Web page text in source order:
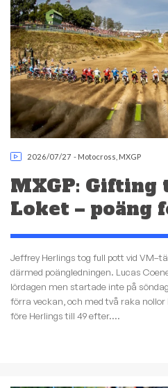
2026/07/27 - Motocross MXGP
MXGP: Gifting
Loket – poäng
Jeffrey Herlings tog full pott vid
därmed poängledningen. Lucas
lördagen men startade inte på
förra veckan, och med två raka
före Herlings till 49 efter....